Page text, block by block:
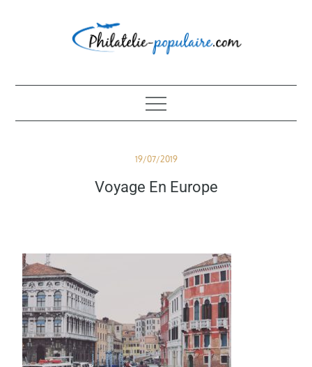
Philatélie populaire
Posted
19/07/2019
Voyage En Europe